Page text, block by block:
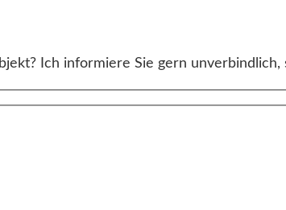
Ich informiere Sie gern